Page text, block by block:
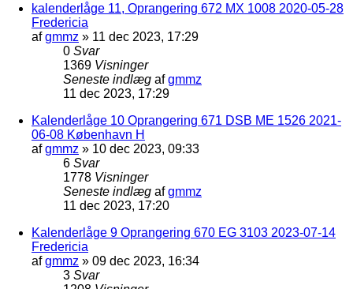
kalenderlåge 11, Oprangering 672 MX 1008 2020-05-28
Fredericia
afgmmz » 11 dec 2023, 17:29
0 Svar
1369 Visninger
Seneste indlæg afgmmz
11 dec 2023, 17:29
Kalenderlåge 10 Oprangering 671 DSB ME 1526 2021-
06-08 København H
afgmmz » 10 dec 2023, 09:33
6 Svar
1778 Visninger
Seneste indlæg afgmmz
11 dec 2023, 17:20
Kalenderlåge 9 Oprangering 670 EG 3103 2023-07-14
Fredericia
afgmmz » 09 dec 2023, 16:34
3 Svar